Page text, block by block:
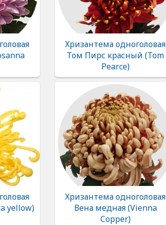
Хризантема одноголовая
Том Пирс красный (Tom
Pearce)
yellow)
Хризантема одноголовая
Вена медная (Vienna
Copper)